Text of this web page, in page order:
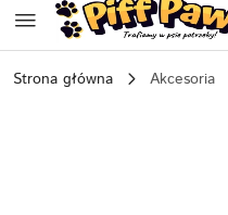
Strona główna Akcesoria